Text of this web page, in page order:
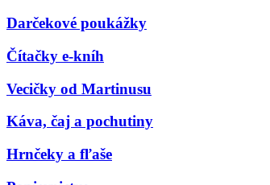
Darčekové poukážky
Čítačky e-kníh
Vecičky od Martinusu
Káva, čaj a pochutiny
Hrnčeky a fľaše